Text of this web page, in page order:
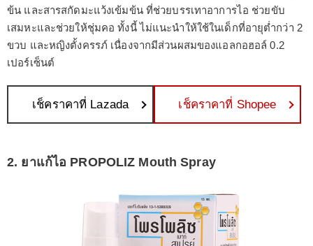
ข้น และสารสกัดมะแว้งเข้มข้น ที่ช่วยบรรเทาอาการไอ ช่วยขับ
เสมหะและช่วยให้ชุ่มคอ ทั้งนี้ ไม่แนะนำให้ใช้ในเด็กที่อายุต่ำกว่า 2
ขวบ และหญิงตั้งครรภ์ เนื่องจากมีส่วนผสมของแอลกอฮอล์ 0.2
เปอร์เซ็นต์
เช็คราคาที่ Lazada เช็คราคาที่ Shopee
2. ยาแก้ไอ PROPOLIZ Mouth Spray